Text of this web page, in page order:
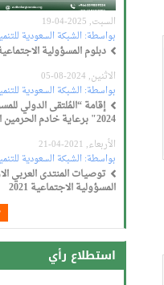
السبت, 2025-04-19
بواسطة:الشبكة السعودية
دبلوم المسؤولية الاجتماعية
الاثنين, 2024-08-05
بواسطة:الشبكة السعودية
إقامة “المُلتقى الدولي
2024" برعاية خادم الحرمين الشريفين
الأربعاء, 2021-04-21
بواسطة:الشبكة السعودية
توصيات المنتدى العربي
المسؤولية الاجتماعية 2021
استطلاع رأي